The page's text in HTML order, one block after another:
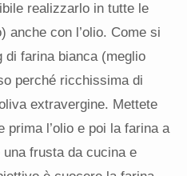
realizzarlo in tutte le
anche con l’olio. Come si
di farina bianca (meglio
perché ricchissima di
extravergine. Mettete
prima l’olio e poi la farina a
frusta da cucina e